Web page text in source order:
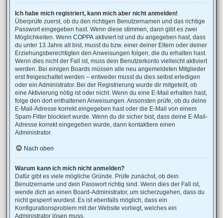
Ich habe mich registriert, kann mich aber nicht anmelden!
Überprüfe zuerst, ob du den richtigen Benutzernamen und das richtige
Passwort eingegeben hast. Wenn diese stimmen, dann gibt es zwei
Möglichkeiten. Wenn COPPA aktiviert ist und du angegeben hast, dass
du unter 13 Jahre alt bist, musst du bzw. einer deiner Eltern oder deiner
Erziehungsberechtigten den Anweisungen folgen, die du erhalten hast.
Wenn dies nicht der Fall ist, muss dein Benutzerkonto vielleicht aktiviert
werden. Bei einigen Boards müssen alle neu angemeldeten Mitglieder
erst freigeschaltet werden – entweder musst du dies selbst erledigen
oder ein Administrator. Bei der Registrierung wurde dir mitgeteilt, ob
eine Aktivierung nötig ist oder nicht. Wenn du eine E-Mail erhalten hast,
folge den dort enthaltenen Anweisungen. Ansonsten prüfe, ob du deine
E-Mail-Adresse korrekt eingegeben hast oder die E-Mail von einem
Spam-Filter blockiert wurde. Wenn du dir sicher bist, dass deine E-Mail-
Adresse korrekt eingegeben wurde, dann kontaktiere einen
Administrator.
Nach oben
Warum kann ich mich nicht anmelden?
Dafür gibt es viele mögliche Gründe. Prüfe zunächst, ob dein
Benutzername und dein Passwort richtig sind. Wenn dies der Fall ist,
wende dich an einen Board-Administrator, um sicherzugehen, dass du
nicht gesperrt wurdest. Es ist ebenfalls möglich, dass ein
Konfigurationsproblem mit der Website vorliegt, welches ein
Administrator lösen muss.